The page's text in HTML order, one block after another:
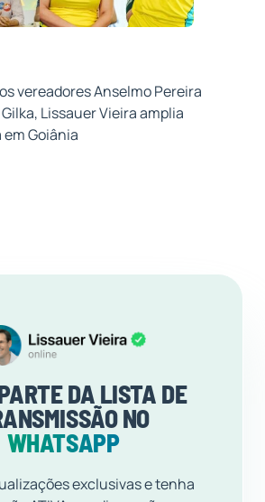
vereadores Anselmo Pereira
Lissauer Vieira amplia
Goiânia
DA LISTA DE
NO
WHATSAPP
exclusivas e tenha